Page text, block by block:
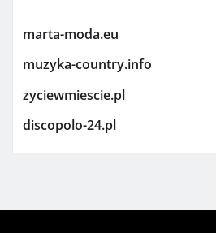
marta-moda.eu
muzyka-country.info
zyciewmiescie.pl
discopolo-24.pl